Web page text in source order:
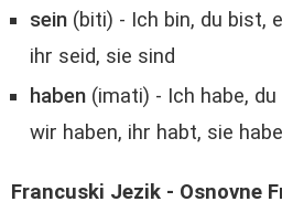
sein (biti) - Ich bin, du bist,
ihr seid, sie sind
haben (imati) - Ich habe,
wir haben, ihr habt, sie
Francuski Jezik - Osnovne